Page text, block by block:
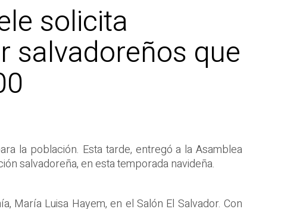
solicita
salvadoreños que
la población. Esta tarde, entregó a la Asamblea
salvadoreña, en esta temporada navideña.
María Luisa Hayem, en el Salón El Salvador. Con